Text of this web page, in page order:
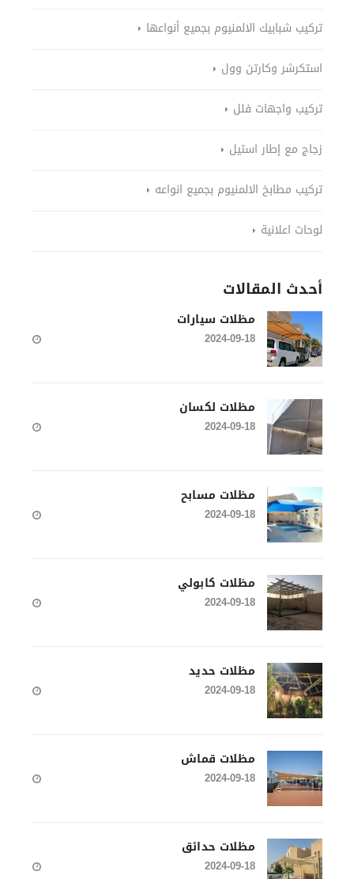
تركيب شبابيك الالمنيوم بجميع أنواعها
استكرشر وكارتن وول
تركيب واجهات فلل
زجاج مع إطار استيل
تركيب مطابخ الالمنيوم بجميع انواعه
لوحات اعلانية
أحدث المقالات
مظلات سيارات
2024-09-18
مظلات لكسان
2024-09-18
مظلات مسابح
2024-09-18
مظلات كابولي
2024-09-18
مظلات حديد
2024-09-18
مظلات قماش
2024-09-18
مظلات حدائق
2024-09-18